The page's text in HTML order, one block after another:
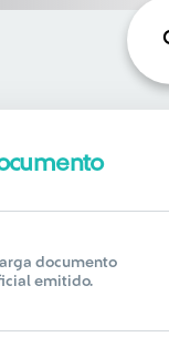
documento
emitido.